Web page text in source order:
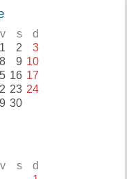
v s d
1 2 3
8 9 10
16 17
23 24
30
v s d